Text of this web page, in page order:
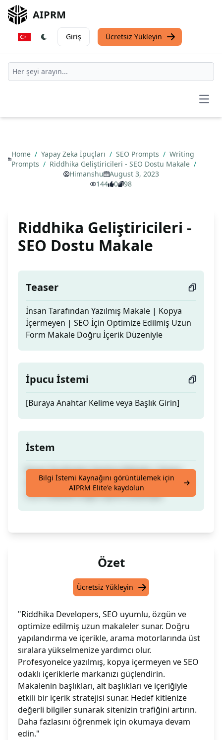
AIPRM
Giriş Ücretsiz Yükleyin
Home / Yapay Zeka İpuçları / SEO Prompts / Writing
Prompts / Riddhika Geliştiricileri - SEO Dostu Makale /
Himanshu
August 3, 2023
144
0 98
Riddhika Geliştiricileri -
SEO Dostu Makale
Teaser
İnsan Tarafından Yazılmış Makale | Kopya
İçermeyen | SEO İçin Optimize Edilmiş Uzun
Form Makale Doğru İçerik Düzeniyle
İpucu İstemi
[Buraya Anahtar Kelime veya Başlık Girin]
İstem
İnsan Tarafından Yazılmış Makale | Kopya
İçermeyen | SEO İçin Optimize Edilmiş Uzun
Form Makale Doğru İçerik Düzeniyle
Bilgi İstemi Kaynağını görüntülemek için
AIPRM Elite'e kaydolun
Özet
Ücretsiz Yükleyin
"Riddhika Developers, SEO uyumlu, özgün ve
optimize edilmiş uzun makaleler sunar. Doğru
yapılandırma ve içerikle, arama motorlarında üst
sıralara yükselmenize yardımcı olur.
Profesyonelce yazılmış, kopya içermeyen ve SEO
odaklı içeriklerle markanızı güçlendirin.
Makalenin başlıkları, alt başlıkları ve içeriğiyle
etkili bir içerik stratejisi sunar. Hedef kitlenize
değerli bilgiler sunarak sitenizin trafiğini artırın.
Daha fazlasını öğrenmek için okumaya devam
edin."